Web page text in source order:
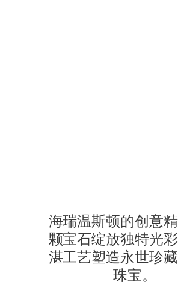
海瑞温斯顿的创意
颗宝石绽放独特光
湛工艺塑造永世珍
珠宝。